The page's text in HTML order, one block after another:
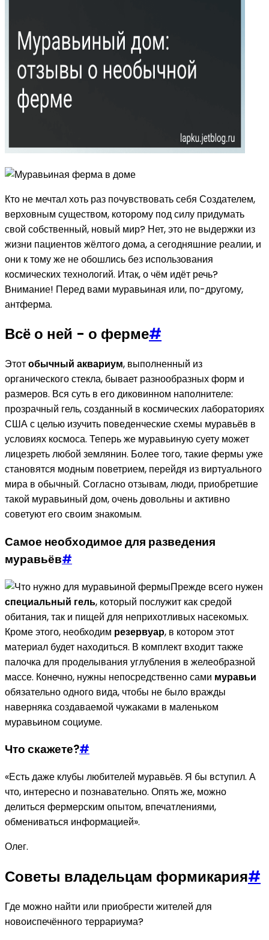
Кто не мечтал хоть раз почувствовать себя Создателем,
верховным существом, которому под силу придумать
свой собственный, новый мир? Нет, это не выдержки из
жизни пациентов жёлтого дома, а сегодняшние реалии, и
они к тому же не обошлись без использования
космических технологий. Итак, о чём идёт речь?
Внимание! Перед вами муравьиная или, по-другому,
антферма.
Всё о ней - о ферме#
Этотобычный аквариум, выполненный из
органического стекла, бывает разнообразных форм и
размеров. Вся суть в его диковинном наполнителе:
прозрачный гель, созданный в космических лабораториях
США с целью изучить поведенческие схемы муравьёв в
условиях космоса. Теперь же муравьиную суету может
лицезреть любой землянин. Более того, такие фермы уже
становятся модным поветрием, перейдя из виртуального
мира в обычный. Согласно отзывам, люди, приобретшие
такой муравьиный дом, очень довольны и активно
советуют его своим знакомым.
Самое необходимое для разведения
муравьёв#
Прежде всего нужен
специальный гель, который послужит как средой
обитания, так и пищей для неприхотливых насекомых.
Кроме этого, необходим резервуар, в котором этот
материал будет находиться. В комплект входит также
палочка для проделывания углубления в желеобразной
массе. Конечно, нужны непосредственно сами муравьи
обязательно одного вида, чтобы не было вражды
наверняка создаваемой чужаками в маленьком
муравьином социуме.
Что скажете?#
​«Есть даже клубы любителей муравьёв. Я бы вступил. А
что, интересно и познавательно. Опять же, можно
делиться фермерским опытом, впечатлениями,
обмениваться информацией».
Олег.
Советы владельцам формикария#
Где можно найти или приобрести жителей для
новоиспечённого террариума?